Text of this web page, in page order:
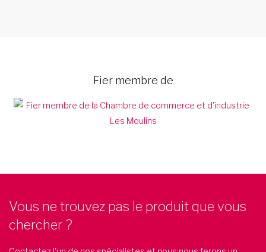
Fier membre de
Vous ne trouvez pas le produit que vous
chercher ?